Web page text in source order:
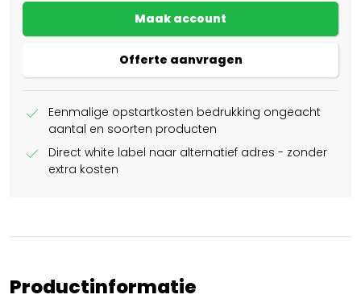
Maak account
Offerte aanvragen
check
Eenmalige opstartkosten bedrukking ongeacht
aantal en soorten producten
check
Direct white label naar alternatief adres - zonder
extra kosten
Productinformatie